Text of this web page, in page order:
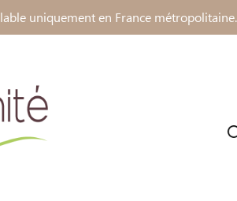
uniquement en France métropolitaine.